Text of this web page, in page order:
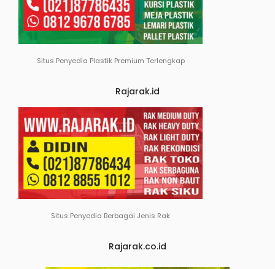
Situs Penyedia Plastik Premium Terlengkap
Rajarak.id
Situs Penyedia Berbagai Jenis Rak
Rajarak.co.id